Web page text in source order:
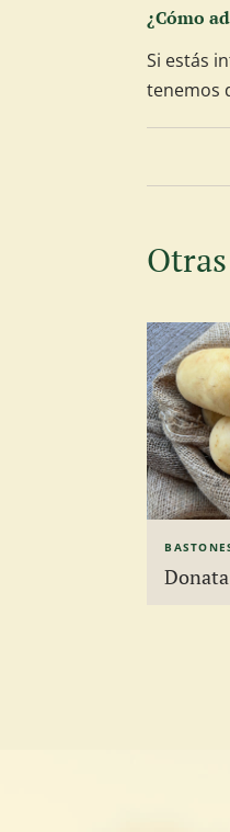
¿Cómo
Si estás
tenemos
Donata